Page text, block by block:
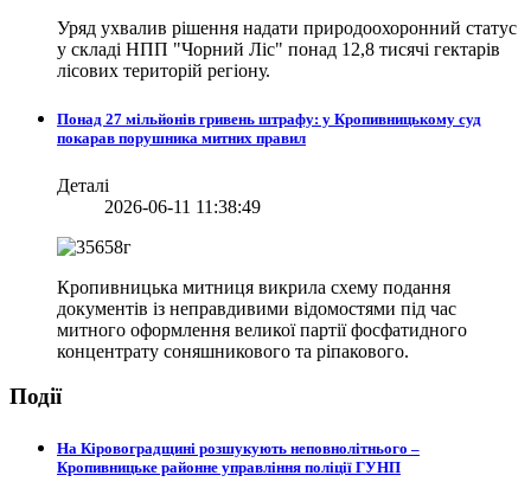
Уряд ухвалив рішення надати природоохоронний статус
у складі НПП "Чорний Ліс" понад 12,8 тисячі гектарів
лісових територій регіону.
Понад 27 мільйонів гривень штрафу: у Кропивницькому суд
покарав порушника митних правил
Деталі
2026-06-11 11:38:49
Кропивницька митниця викрила схему подання
документів із неправдивими відомостями під час
митного оформлення великої партії фосфатидного
концентрату соняшникового та ріпакового.
Події
На Кіровоградщині розшукують неповнолітнього –
Кропивницьке районне управління поліції ГУНП